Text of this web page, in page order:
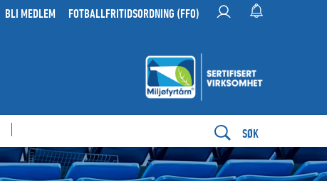
BLI MEDLEM FOTBALLFRITIDSORDNING (FFO)
SØK